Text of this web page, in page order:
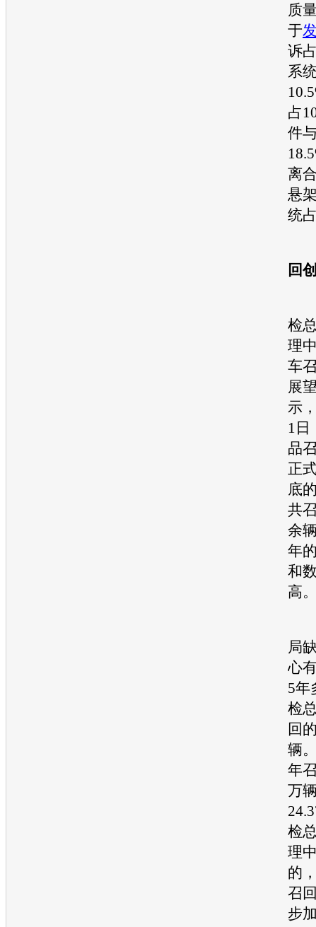
质
于
诉
系
占
件
离
悬
统
回
检
理
车
展
示
1日
品
正
底
共
余
年
和
高
局
心
5年
检
回
辆
年
万
检
理
的
召
步